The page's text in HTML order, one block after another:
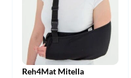
Reh4Mat Mitella